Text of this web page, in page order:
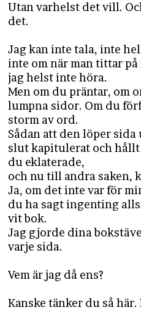
Utan varhelst det vill.
det.
Jag kan inte tala, inte
inte om när man tittar
jag helst inte höra.
Men om du präntar, om
lumpna sidor. Om du
storm av ord.
Sådan att den löper
slut kapitulerat och hållt
du eklaterade,
och nu till andra saken,
Ja, om det inte var för
du ha sagt ingenting
vit bok.
Jag gjorde dina
varje sida.
Vem är jag då ens?
Kanske tänker du så